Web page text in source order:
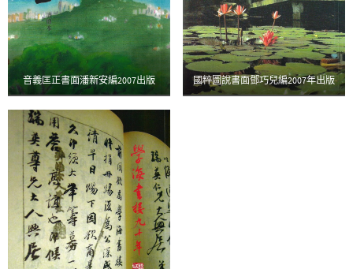
音義匡正書面潘新安編2007出版 國粹圖說書面鄧巧兒編2007年出版